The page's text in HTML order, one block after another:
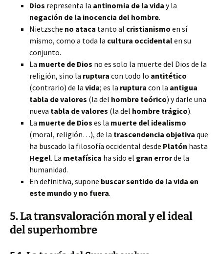
Dios representa la antinomia de la vida y la
negación de la inocencia del hombre.
Nietzsche no ataca tanto al cristianismo en sí
mismo, como a toda la cultura occidentalen su
conjunto.
La muerte de Dios no es solo la muerte del Dios de la
religión, sino la ruptura con todo lo antitético
(contrario) de la vida; es la ruptura con la antigua
tabla de valores (la del hombre teórico) y darle una
nueva tabla de valores (la del hombre trágico).
La muerte de Dios es la muerte del idealismo
(moral, religión…), de la trascendencia objetiva que
ha buscado la filosofía occidental desde Platón hasta
Hegel. La metafísica ha sido el gran errorde la
humanidad.
En definitiva, supone buscar sentido de la vida en
este mundo y no fuera.
5. Latransvaloración moraly elideal
del superhombre